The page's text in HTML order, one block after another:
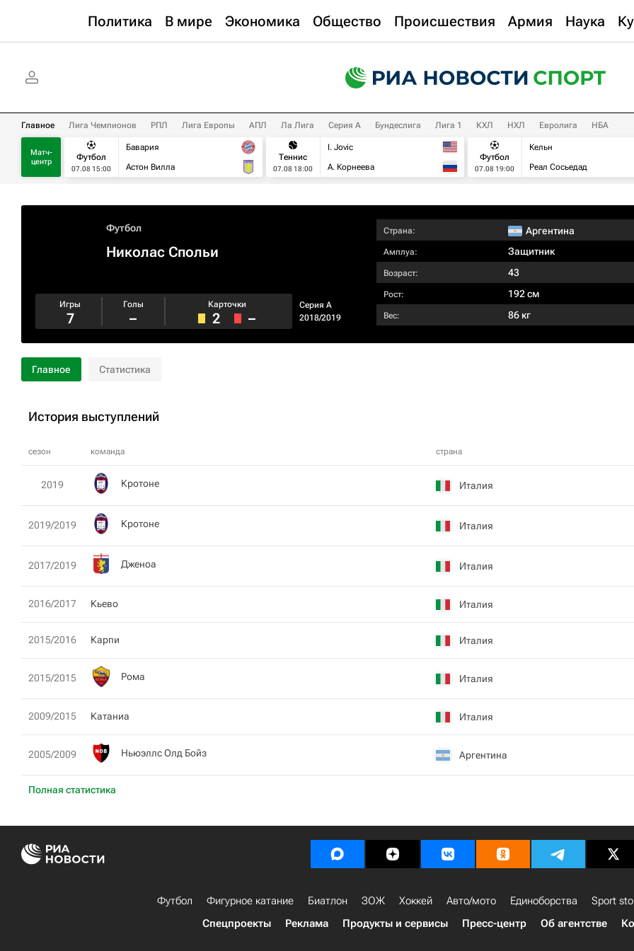
Политика В мире Экономика Общество Происшествия Армия Наука
Главное Лига Чемпионов РПЛ Лига Европы АПЛ Ла Лига Серия А Бундеслига Лига 1 КХЛ НХЛ Евролига НБА
Матч-
центр
Футбол
07.08 15:00
Бавария
Астон Вилла
Теннис
07.08 18:00
I. Jovic
А. Корнеева
Футбол
07.08 19:00
Кельн
Реал Сосьедад
Футбол
Николас Спольи
Серия А
2018/2019
Игры
7
Голы
–
Карточки
2 –
Страна: Аргентина
Амплуа: Защитник
Возраст: 43
Рост: 192 см
Вес: 86 кг
Главное Статистика
История выступлений
сезон команда страна
Полная статистика
2019 Кротоне Италия
2019/2019 Кротоне Италия
2017/2019 Дженоа Италия
2016/2017 Кьево Италия
2015/2016 Карпи Италия
2015/2015 Рома Италия
2009/2015 Катаниа Италия
2005/2009 Ньюэллс Олд Бойз Аргентина
Футбол Фигурное катание Биатлон ЗОЖ Хоккей Авто/мото Единоборства Sport
Спецпроекты
Реклама Продукты и сервисы Пресс-центр Об агентстве